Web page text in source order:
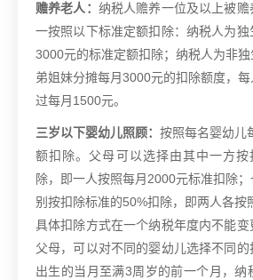
赡养老人： 纳税人赡养一位及以上被
一按照以下标准定额扣除：纳税人为独
3000元的标准定额扣除；纳税人为非
弟姐妹分摊每月3000元的扣除额度，
过每月1500元。
三岁以下婴幼儿照顾： 按照每名婴幼儿
额扣除。父母可以选择由其中一方按
除，即一人按照每月2000元标准扣除
别按扣除标准的50%扣除，即两人各按
具体扣除方式在一个纳税年度内不能
父母，可以对不同的婴幼儿选择不同
出生的当月至满3周岁的前一个月，纳